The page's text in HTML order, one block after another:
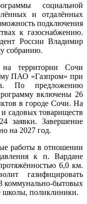
социальной
и отдалённых
подключения
к газоснабжению.
России Владимир
собранию.
на территории Сочи
ПАО «Газпром» при
По предложению
включены 26
в городе Сочи. На
садовых товариществ
заявки. Завершение
на 2027 год.
работы в отношении
к п. Вардане
6,0 км.
газифицировать
коммунально-бытовых
школы, поликлиники.